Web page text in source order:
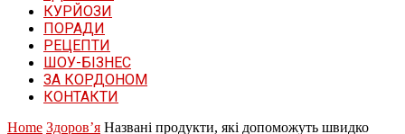
КУРЙОЗИ
ПОРАДИ
РЕЦЕПТИ
ШОУ-БІЗНЕС
ЗА КОРДОНОМ
КОНТАКТИ
Home Здоров’я Названі продукти, які допоможуть швидко